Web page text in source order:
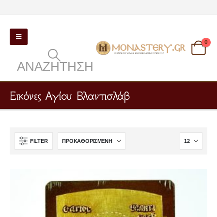
ΑΝΑΖΉΤΗΣΗ
0
Εικόνες Αγίου Βλαντισλάβ
FILTER